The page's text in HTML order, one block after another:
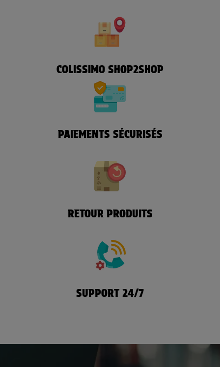
COLISSIMO SHOP2SHOP
PAIEMENTS SÉCURISÉS
RETOUR PRODUITS
SUPPORT 24/7